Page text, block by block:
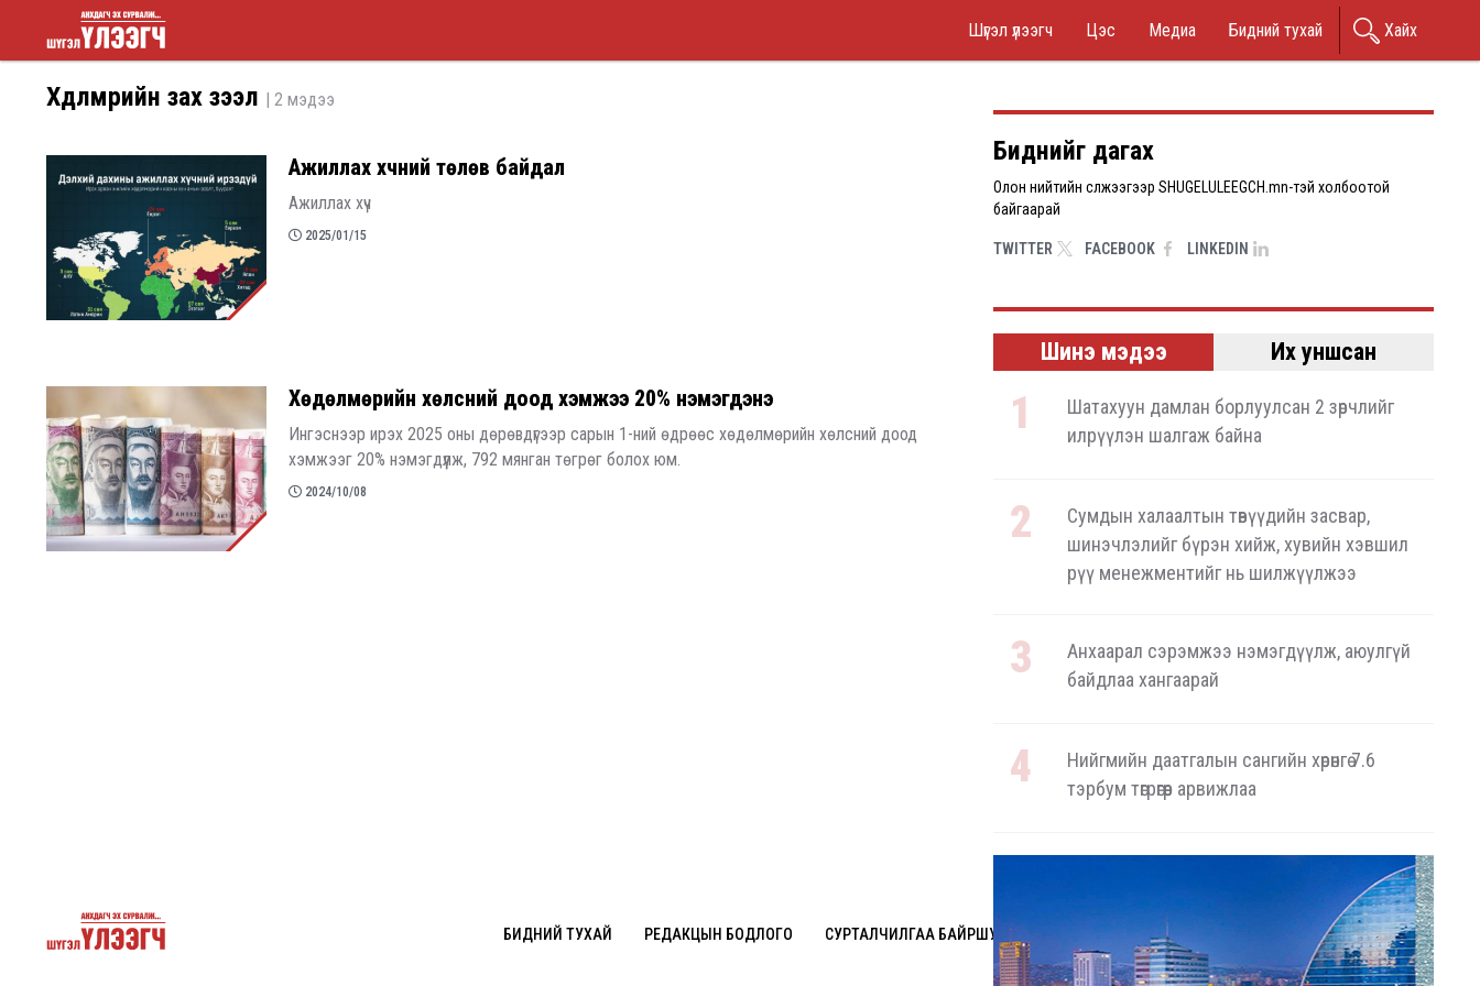
to
Шүгэл
үлээгч
Main
Menu
Шүгэл үлээгч Цэс Медиа Бидний тухай Хайх
Хөдөлмөрийн зах зээл | 2 мэдээ
Ажиллах хүчний төлөв байдал
Ажиллах хүч
2025/01/15
​Хөдөлмөрийн хөлсний доод хэмжээ 20% нэмэгдэнэ
Ингэснээр ирэх 2025 оны дөрөвдүгээр сарын 1-ний өдрөөс хөдөлмөрийн хөлсний доод
хэмжээг 20% нэмэгдүүлж, 792 мянган төгрөг болох юм.
2024/10/08
Биднийг дагах
Олон нийтийн сүлжээгээр SHUGELULEEGCH.mn-тэй холбоотой
байгаарай
TWITTER FACEBOOK LINKEDIN
Шинэ мэдээ Их уншсан
Шатахуун дамлан борлуулсан 2 зөрчлийг
илрүүлэн шалгаж байна
Сумдын халаалтын төвүүдийн засвар,
шинэчлэлийг бүрэн хийж, хувийн хэвшил
рүү менежментийг нь шилжүүлжээ
Анхаарал сэрэмжээ нэмэгдүүлж, аюулгүй
байдлаа хангаарай
Нийгмийн даатгалын сангийн хөрөнгө 7.6
тэрбум төгрөгөөр арвижлаа
Аялал жуулчлалын компанийн автомашиныг
ШТС-ууд хязгаарлалтгүй шатахуун олгох
боломжоор хангана
БИДНИЙ ТУХАЙ РЕДАКЦЫН БОДЛОГО СУРТАЛЧИЛГАА БАЙРШУУЛАХ ХОЛБОО БАРИХ shugeluleegch.mn © 2026 он